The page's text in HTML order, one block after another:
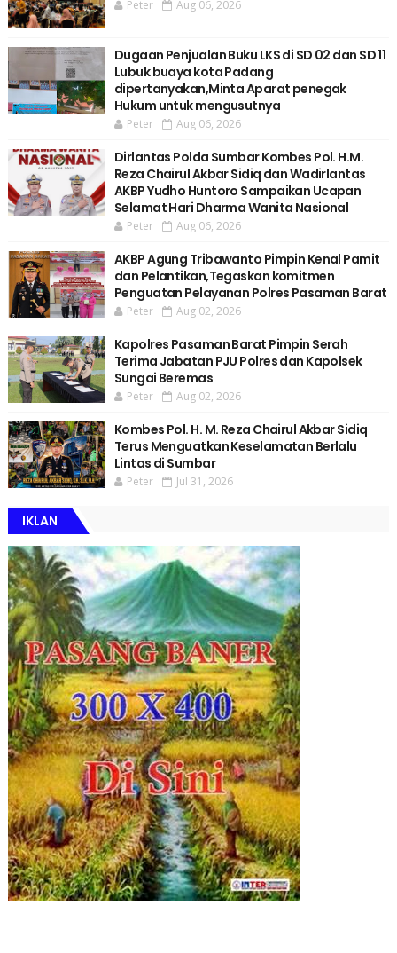
Peter Aug 06, 2026
Dugaan Penjualan Buku LKS di SD 02 dan SD 11
Lubuk buaya kota Padang
dipertanyakan,Minta Aparat penegak
Hukum untuk mengusutnya
Peter Aug 06, 2026
Dirlantas Polda Sumbar Kombes Pol. H.M.
Reza Chairul Akbar Sidiq dan Wadirlantas
AKBP Yudho Huntoro Sampaikan Ucapan
Selamat Hari Dharma Wanita Nasional
Peter Aug 06, 2026
AKBP Agung Tribawanto Pimpin Kenal Pamit
dan Pelantikan,Tegaskan komitmen
Penguatan Pelayanan Polres Pasaman Barat
Peter Aug 02, 2026
Kapolres Pasaman Barat Pimpin Serah
Terima Jabatan PJU Polres dan Kapolsek
Sungai Beremas
Peter Aug 02, 2026
Kombes Pol. H. M. Reza Chairul Akbar Sidiq
Terus Menguatkan Keselamatan Berlalu
Lintas di Sumbar
Peter Jul 31, 2026
IKLAN